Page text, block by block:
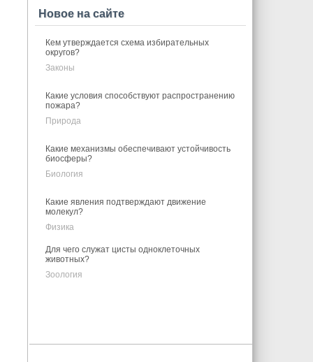
Новое на сайте
Кем утверждается схема избирательных
округов?
Законы
Какие условия способствуют распространению
пожара?
Природа
Какие механизмы обеспечивают устойчивость
биосферы?
Биология
Какие явления подтверждают движение
молекул?
Физика
Для чего служат цисты одноклеточных
животных?
Зоология